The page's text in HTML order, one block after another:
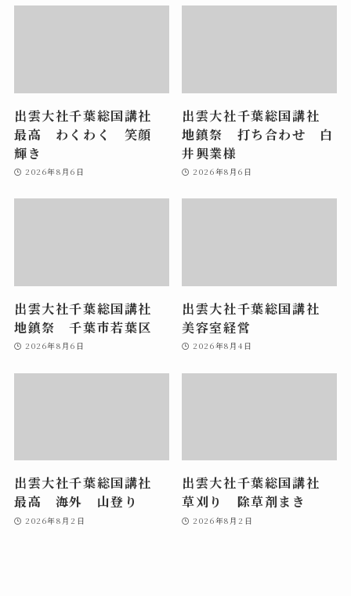
出雲大社千葉総国講社
最高 わくわく 笑顔
輝き
2026年8月6日
出雲大社千葉総国講社
地鎮祭 打ち合わせ 白
井興業様
2026年8月6日
出雲大社千葉総国講社
地鎮祭 千葉市若葉区
2026年8月6日
出雲大社千葉総国講社
美容室経営
2026年8月4日
出雲大社千葉総国講社
最高 海外 山登り
2026年8月2日
出雲大社千葉総国講社
草刈り 除草剤まき
2026年8月2日